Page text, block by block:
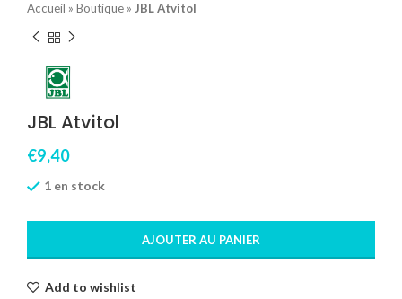
Accueil » Boutique » JBL Atvitol
JBL Atvitol
€9,40
1 en stock
AJOUTER AU PANIER
Add to wishlist